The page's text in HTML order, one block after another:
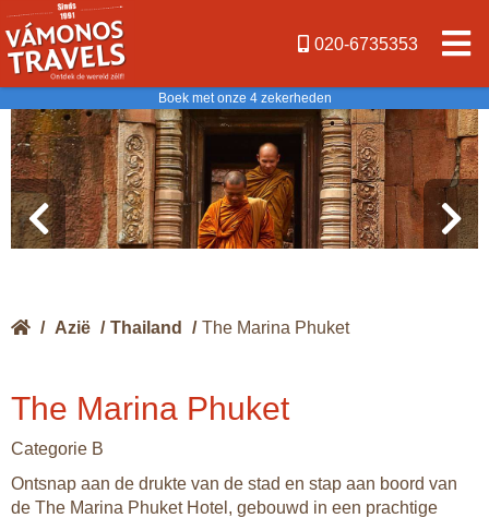
020-6735353
Boek met onze 4 zekerheden
/ Azië / Thailand / The Marina Phuket
The Marina Phuket
Categorie B
Ontsnap aan de drukte van de stad en stap aan boord van
de The Marina Phuket Hotel, gebouwd in een prachtige